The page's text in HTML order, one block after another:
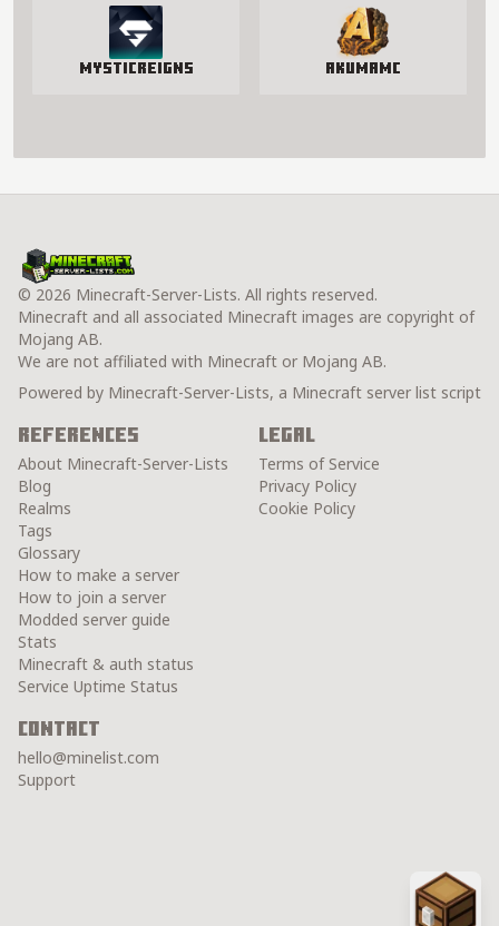
MysticReigns AkumaMC
© 2026 Minecraft-Server-Lists. All rights reserved.
Minecraft and all associated Minecraft images are copyright of
Mojang AB.
We are not affiliated with Minecraft or Mojang AB.
Powered by Minecraft-Server-Lists, a Minecraft server list script
References
About Minecraft-Server-Lists
Blog
Realms
Tags
Glossary
How to make a server
How to join a server
Modded server guide
Stats
Minecraft & auth status
Service Uptime Status
Legal
Terms of Service
Privacy Policy
Cookie Policy
Contact
hello@minelist.com
Support
Chest